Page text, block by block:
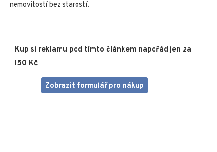
nemovitostí bez starostí.
Kup si reklamu pod tímto článkem napořád jen za
150 Kč
Zobrazit formulář pro nákup